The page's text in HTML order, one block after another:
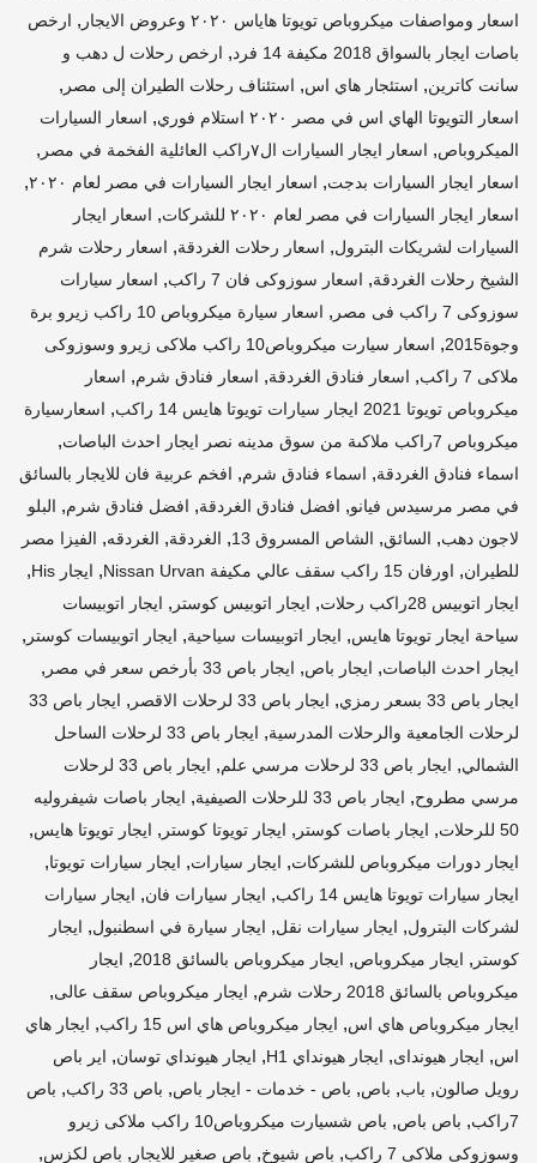
اسعار ومواصفات ميكروباص تويوتا هاياس ٢٠٢٠ وعروض الايجار
, ارخص
باصات ايجار بالسواق 2018 مكيفة 14 فرد
, ارخص رحلات ل دهب و
سانت كاترين, استئجار هاي اس, استئناف رحلات الطيران إلى مصر ,
اسعار التويوتا الهاي اس في مصر ٢٠٢٠ استلام فوري , اسعار السيارات
الميكروباص, اسعار ايجار السيارات ال٧راكب العائلية الفخمة في مصر ,
اسعار ايجار السيارات بدجت, اسعار ايجار السيارات في مصر لعام ٢٠٢٠ ,
اسعار ايجار السيارات في مصر لعام ٢٠٢٠ للشركات , اسعار ايجار
السيارات لشريكات البترول, اسعار رحلات الغردقة, اسعار رحلات شرم
الشيخ رحلات الغردقة, اسعار سوزوكى فان 7 راكب , اسعار سيارات
سوزوكى 7 راكب فى مصر
,
اسعار سيارة ميكروباص 10 راكب زيرو برة
وجوة2015
,
اسعار سيارت ميكروباص10 راكب ملاكى زيرو وسوزوكى
ملاكى 7 راكب
, اسعار فنادق الغردقة, اسعار فنادق شرم, اسعار
ميكروباص تويوتا 2021 ايجار سيارات تويوتا هايس 14 راكب
, اسعارسيارة
ميكروباص 7راكب ملاكىة من سوق مدينه نصر ايجار احدث الباصات
,
اسماء فنادق الغردقة, اسماء فنادق شرم, افخم عربية فان للايجار بالسائق
في مصر مرسيدس فيانو, افضل فنادق الغردقة, افضل فنادق شرم, البلو
لاجون دهب, السائق, الشاص المسروق 13 , الغردقة, الغردقه, الفيزا مصر
للطيران, اورفان 15 راكب سقف عالي مكيفة Nissan Urvan , ايجار His ,
ايجار اتوبيس 28راكب رحلات , ايجار اتوبيس كوستر , ايجار اتوبيسات
سياحة ايجار تويوتا هايس, ايجار اتوبيسات سياحية, ايجار اتوبيسات كوستر ,
ايجار احدث الباصات, ايجار باص, ايجار باص 33 بأرخص سعر في مصر ,
ايجار باص 33 بسعر رمزي , ايجار باص 33 لرحلات الاقصر ,
ايجار باص 33
لرحلات الجامعية والرحلات المدرسية,
ايجار باص 33 لرحلات الساحل
الشمالي, ايجار باص 33 لرحلات مرسي علم ,
ايجار باص 33 لرحلات
مرسي مطروح, ايجار باص 33 للرحلات الصيفية , ايجار باصات شيفروليه
50 للرحلات
, ايجار باصات كوستر , ايجار تويوتا كوستر , ايجار تويوتا هايس,
ايجار دورات ميكروباص للشركات, ايجار سيارات, ايجار سيارات تويوتا,
ايجار سيارات تويوتا هايس 14 راكب , ايجار سيارات فان, ايجار سيارات
لشركات البترول, ايجار سيارات نقل, ايجار سيارة في اسطنبول, ايجار
كوستر , ايجار ميكروباص, ايجار ميكروباص بالسائق 2018 , ايجار
ميكروباص بالسائق 2018 رحلات شرم
, ايجار ميكروباص سقف عالى,
ايجار ميكروباص هاي اس, ايجار ميكروباص هاي اس 15 راكب , ايجار هاي
اس, ايجار هيونداى, ايجار هيونداي H1 , ايجار هيونداي توسان, اير باص
رويل صالون, باب, باص, باص - خدمات - ايجار باص, باص 33 راكب , باص
7راكب
, باص باص,
باص شسيارت ميكروباص10 راكب ملاكى زيرو
وسوزوكى ملاكى 7 راكب
, باص شيوخ, باص صغير للايجار , باص لكزس,